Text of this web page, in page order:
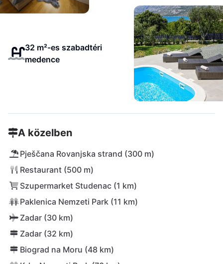
32 m²-es szabadtéri
medence
A közelben
Pješčana Rovanjska strand (300 m)
Restaurant (500 m)
Szupermarket Studenac (1 km)
Paklenica Nemzeti Park (11 km)
Zadar (30 km)
Zadar (32 km)
Biograd na Moru (48 km)